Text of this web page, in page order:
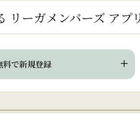
リーガメンバーズ アプ
料で新規登録